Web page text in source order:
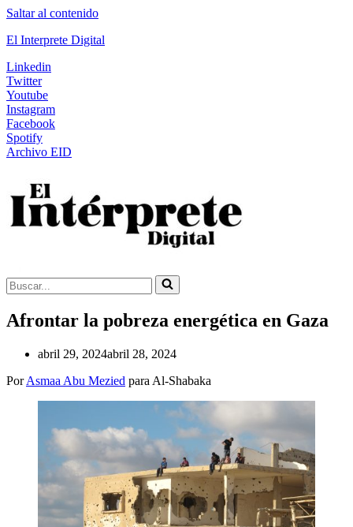
Saltar al contenido
El Interprete Digital
Linkedin
Twitter
Youtube
Instagram
Facebook
Spotify
Archivo EID
Buscar...
Afrontar la pobreza energética en Gaza
abril 29, 2024abril 28, 2024
PorAsmaa Abu Mezied para Al-Shabaka